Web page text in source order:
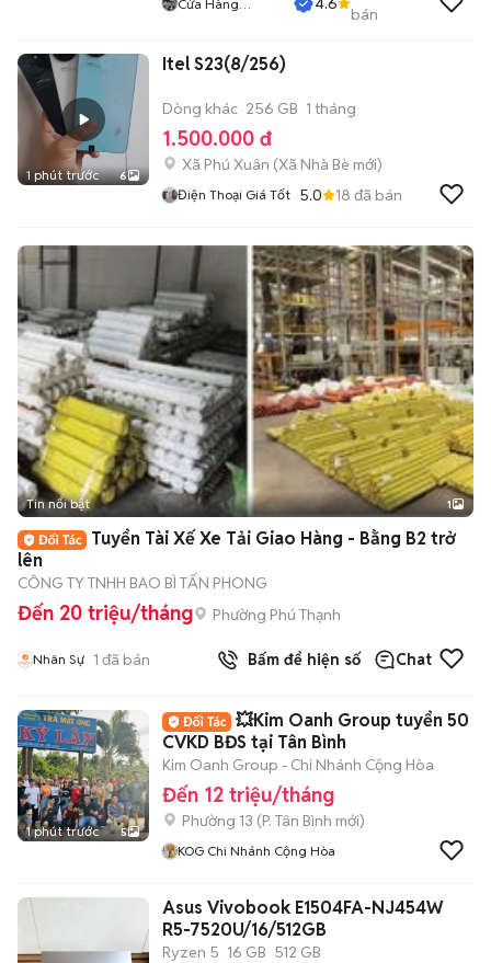
Cửa Hàng
bán
1 phút trước 6
Itel S23(8/256)
Dòng khác 256 GB 1 tháng
1.500.000 đ
Xã Phú Xuân (Xã Nhà Bè mới)
Điện Thoại Giá Tốt 5.0 18 đã bán
Tin nổi bật 1
Tuyển Tài Xế Xe Tải Giao Hàng - Bằng B2 trở
lên
CÔNG TY TNHH BAO BÌ TẤN PHONG
Đến 20 triệu/tháng Phường Phú Thạnh
Nhân Sự 1 đã bán Bấm để hiện số Chat
1 phút trước 5
💥Kim Oanh Group tuyển 50
CVKD BĐS tại Tân Bình
Kim Oanh Group - Chi Nhánh Cộng Hòa
Đến 12 triệu/tháng
Phường 13 (P. Tân Bình mới)
KOG Chi Nhánh Cộng Hòa
Asus Vivobook E1504FA-NJ454W
R5-7520U/16/512GB
Ryzen 5 16 GB 512 GB